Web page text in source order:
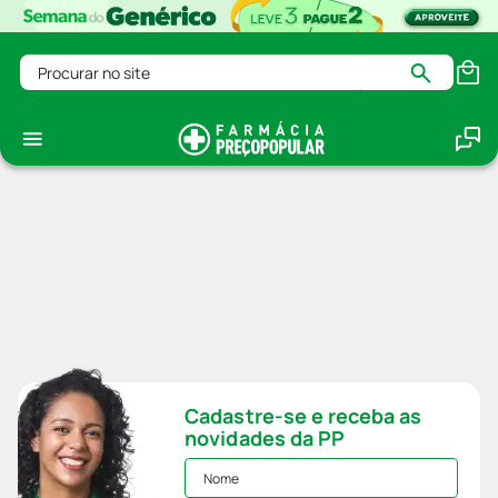
Procurar no site
Cadastre-se e receba as
novidades da PP